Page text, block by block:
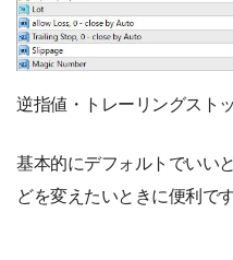
逆指値・トレーリングスト
基本的にデフォルトでいい
どを変えたいときに便利です